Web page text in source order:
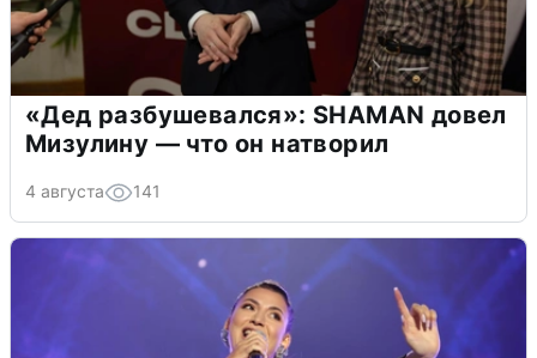
«Дед разбушевался»: SHAMAN довел
Мизулину — что он натворил
4 августа 141